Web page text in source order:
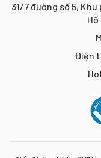
31/7 đường số 5,
Điện